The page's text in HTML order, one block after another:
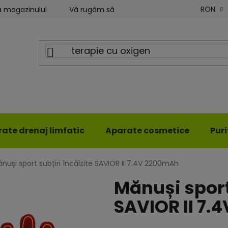
magazinului Vă rugăm să ne scrieți Blog ILWYRON
drenaj limfatic Aparate cosmetice
sport subțiri încălzite SAVIOR II 7.4V 2200mAh
Mănuși
SAVIOR II